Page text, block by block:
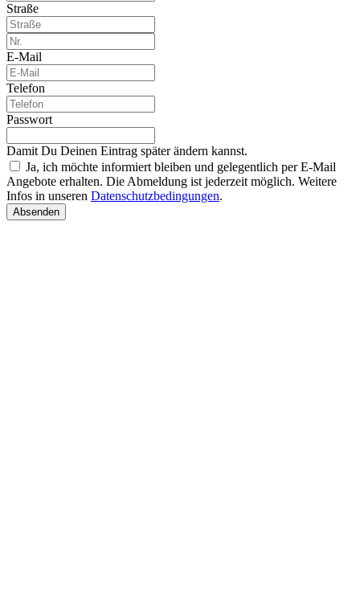
Straße
E-Mail
Telefon
Passwort
Damit Du Deinen Eintrag später ändern kannst.
Ja, ich möchte informiert bleiben und gelegentlich per E-Mail
Angebote erhalten. Die Abmeldung ist jederzeit möglich. Weitere
Infos in unseren Datenschutzbedingungen.
Absenden